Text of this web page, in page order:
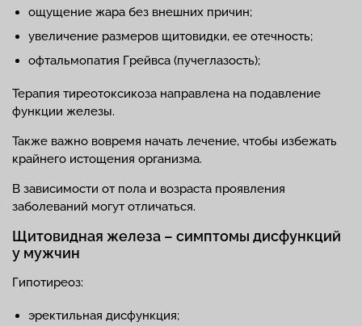
ощущение жара без внешних причин;
увеличение размеров щитовидки, ее отечность;
офтальмопатия Грейвса (пучеглазость);
Терапия тиреотоксикоза направлена на подавление
функции железы.
Также важно вовремя начать лечение, чтобы избежать
крайнего истощения организма.
В зависимости от пола и возраста проявления
заболеваний могут отличаться.
Щитовидная железа – симптомы дисфункций
у мужчин
Гипотиреоз:
эректильная дисфункция;